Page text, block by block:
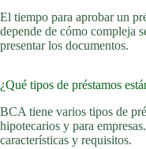
El tiempo para aprobar un
depende de cómo compleja
presentar los documentos.
¿Qué tipos de préstamos
BCA tiene varios tipos de
hipotecarios y para
características y requisitos.